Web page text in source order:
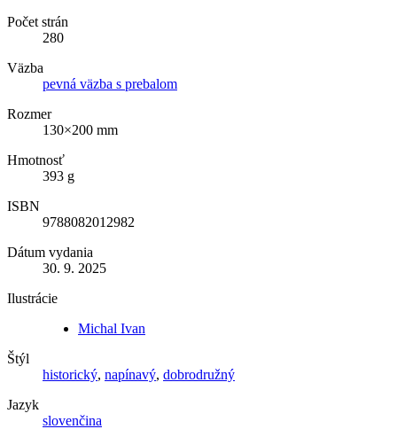
Počet strán
280
Väzba
pevná väzba s prebalom
Rozmer
130×200 mm
Hmotnosť
393 g
ISBN
9788082012982
Dátum vydania
30. 9. 2025
Ilustrácie
Michal Ivan
Štýl
historický, napínavý, dobrodružný
Jazyk
slovenčina